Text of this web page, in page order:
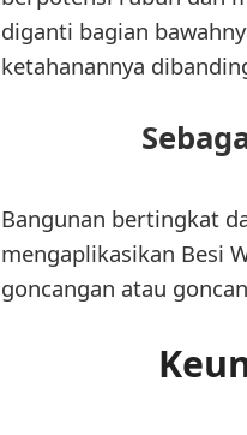
diganti bagian
ketahanannya
Bangunan bertingkat
mengaplikasikan Besi
goncangan atau